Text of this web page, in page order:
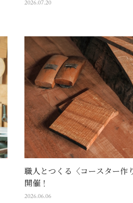
2026.07.20
職人とつくる〈コースター作
開催！
2026.06.06